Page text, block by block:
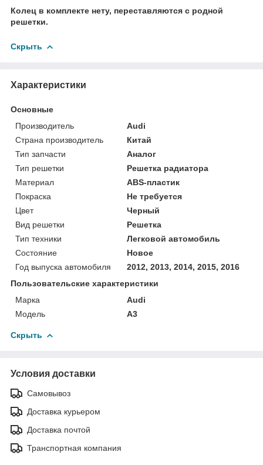
Колец в комплекте нету, переставляются с родной
решетки.
Скрыть
Характеристики
Основные
Производитель
Audi
Страна производитель
Китай
Тип запчасти
Аналог
Тип решетки
Решетка радиатора
Материал
ABS-пластик
Покраска
Не требуется
Цвет
Черный
Вид решетки
Решетка
Тип техники
Легковой автомобиль
Состояние
Новое
Год выпуска автомобиля
2012, 2013, 2014, 2015, 2016
Пользовательские характеристики
Марка
Audi
Модель
A3
Скрыть
Условия доставки
Самовывоз
Доставка курьером
Доставка почтой
Транспортная компания